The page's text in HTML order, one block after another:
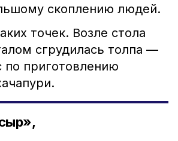
скоплению людей.
точек. Возле стола
сгрудилась толпа —
по приготовлению